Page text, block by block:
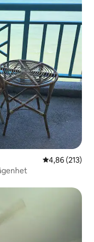
4,86 av 5 i
4,86 (213)